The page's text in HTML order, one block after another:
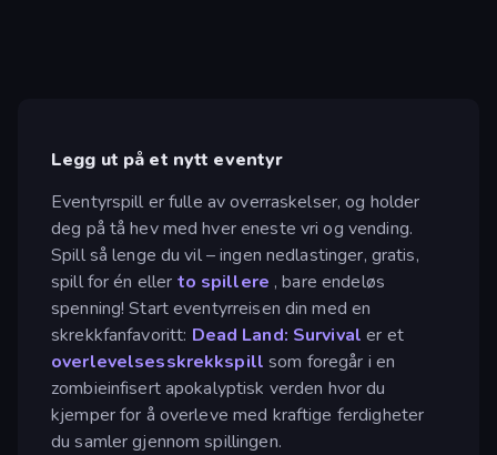
Legg ut på et nytt eventyr
Eventyrspill er fulle av overraskelser, og holder
deg på tå hev med hver eneste vri og vending.
Spill så lenge du vil – ingen nedlastinger, gratis,
spill for én eller to spillere , bare endeløs
spenning! Start eventyrreisen din med en
skrekkfanfavoritt: Dead Land: Survival er et
overlevelsesskrekkspill som foregår i en
zombieinfisert apokalyptisk verden hvor du
kjemper for å overleve med kraftige ferdigheter
du samler gjennom spillingen.